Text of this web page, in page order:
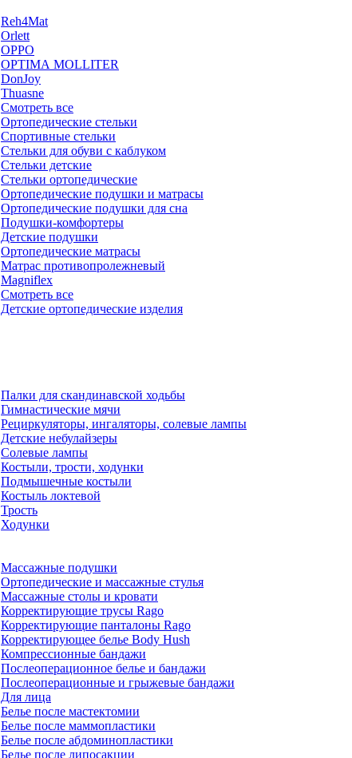
Reh4Mat
Orlett
OPPO
OPTIMA MOLLITER
DonJoy
Thuasne
Смотреть все
Ортопедические стельки
Спортивные стельки
Стельки для обуви с каблуком
Стельки детские
Стельки ортопедические
Ортопедические подушки и матрасы
Ортопедические подушки для сна
Подушки-комфортеры
Детские подушки
Ортопедические матрасы
Матрас противопролежневый
Magniflex
Смотреть все
Детские ортопедические изделия
Палки для скандинавской ходьбы
Гимнастические мячи
Рециркуляторы, ингаляторы, солевые лампы
Детские небулайзеры
Солевые лампы
Костыли, трости, ходунки
Подмышечные костыли
Костыль локтевой
Трость
Ходунки
Массажные подушки
Ортопедические и массажные стулья
Массажные столы и кровати
Корректирующие трусы Rago
Корректирующие панталоны Rago
Корректирующее белье Body Hush
Компрессионные бандажи
Послеоперационное белье и бандажи
Послеоперационные и грыжевые бандажи
Для лица
Белье после мастектомии
Белье после маммопластики
Белье после абдоминопластики
Белье после липосакции